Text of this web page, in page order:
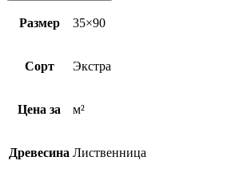
Размер 35×90
Сорт Экстра
Цена за м²
Древесина Лиственница